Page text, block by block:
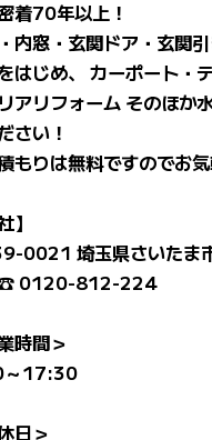
着70年以上！
内窓・玄関ドア・玄関
はじめ、 カーポート・
アリフォーム そのほか
さい！
もりは無料ですのでお
】
0021 埼玉県さいたま
0120-812-224
時間＞
17:30
日＞